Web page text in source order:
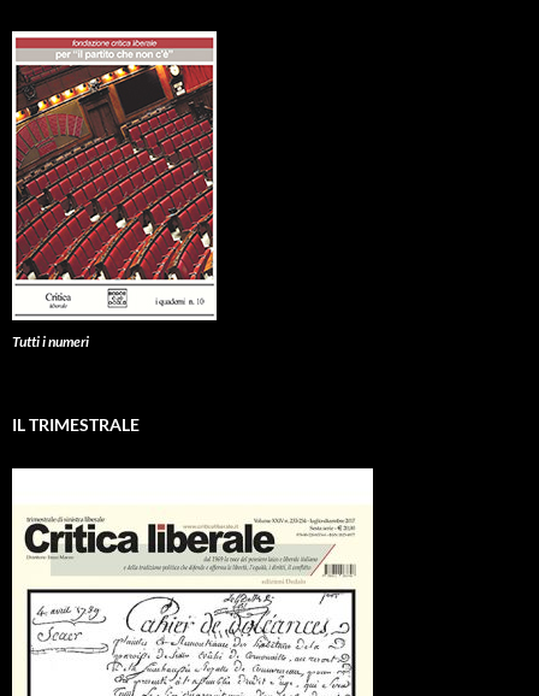
Tutti i numeri
IL TRIMESTRALE